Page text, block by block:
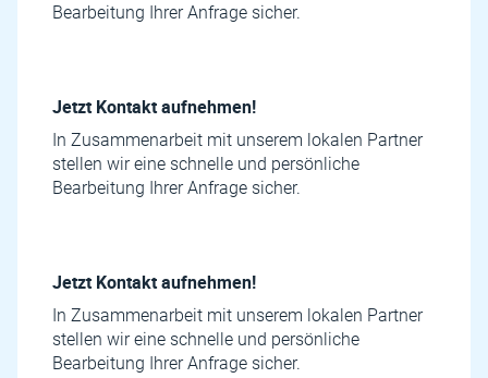
Bearbeitung Ihrer Anfrage sicher.
Jetzt Kontakt aufnehmen!
In Zusammenarbeit mit unserem lokalen Partner
stellen wir eine schnelle und persönliche
Bearbeitung Ihrer Anfrage sicher.
Jetzt Kontakt aufnehmen!
In Zusammenarbeit mit unserem lokalen Partner
stellen wir eine schnelle und persönliche
Bearbeitung Ihrer Anfrage sicher.